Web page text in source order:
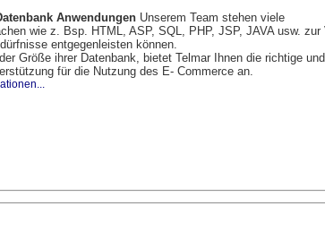
AnwendungenUnserem Team stehen viele
wie z. Bsp. HTML, ASP, SQL, PHP, JSP, JAVA usw. zur
entgegenleisten können.
Größe ihrer Datenbank, bietet Telmar Ihnen die richtige und
für die Nutzung des E- Commerce an.